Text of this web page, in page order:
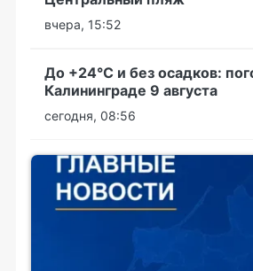
вчера, 15:52
До +24°С и без осадков:
Калининграде 9 августа
сегодня, 08:56